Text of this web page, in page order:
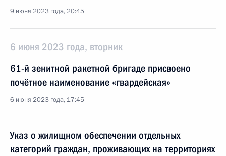
9 июня 2023 года, 20:45
6 июня 2023 года, вторник
61-й зенитной ракетной бригаде присвоено
почётное наименование «гвардейская»
6 июня 2023 года, 17:45
Указ о жилищном обеспечении отдельных
категорий граждан, проживающих на территориях